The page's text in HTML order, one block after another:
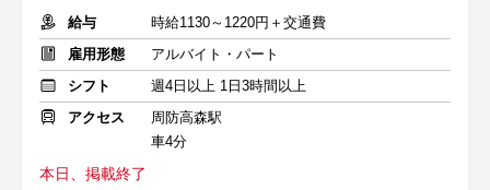
給与
時給1130～1220円＋交通費
雇用形態
アルバイト・パート
シフト
週4日以上 1日3時間以上
アクセス
周防高森駅
車4分
本日、掲載終了